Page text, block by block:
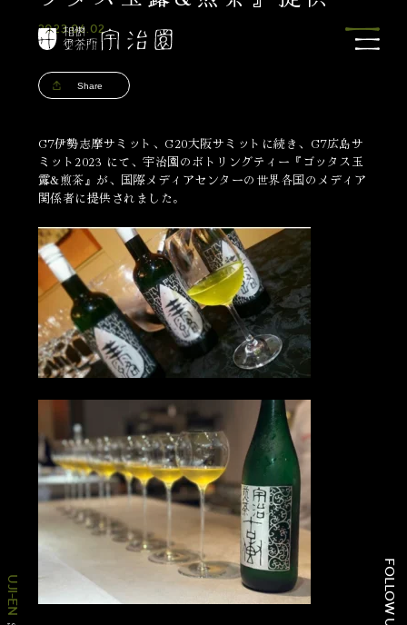
FOLLOW US
UJI-EN
2023.06.02
Share
G7伊勢志摩サミット、G20大阪サミットに続き、G7広島サ
ミット2023 にて、宇治園のボトリングティー『ゴッタス玉
露&煎茶』が、国際メディアセンターの世界各国のメディア
関係者に提供されました。